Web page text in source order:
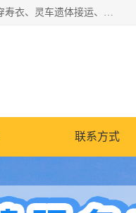
湖北殡仪一条龙,武汉殡葬一条龙,武汉办丧事服务专理红白佛事、病人临终关怀、医院或家中老人去世穿寿衣、灵车遗体接运、殡仪馆告别厅预约、办理火葬场手续、民俗丧事策划、遗体告别仪式、民俗礼仪服务、殡葬礼仪策划、陵园墓位导购、寺庙塔位择吉、往生功德策划、民俗功德策划、异地殡葬礼仪服务、异地骨灰接送返乡
联系方式